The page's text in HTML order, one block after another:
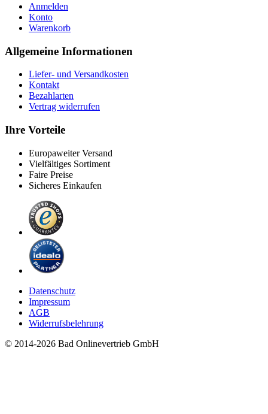
Anmelden
Konto
Warenkorb
Allgemeine Informationen
Liefer- und Versandkosten
Kontakt
Bezahlarten
Vertrag widerrufen
Ihre Vorteile
Europaweiter Versand
Vielfältiges Sortiment
Faire Preise
Sicheres Einkaufen
Datenschutz
Impressum
AGB
Widerrufsbelehrung
© 2014-2026 Bad Onlinevertrieb GmbH